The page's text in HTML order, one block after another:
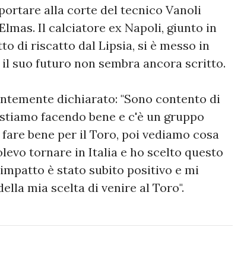
alla corte del tecnico Vanoli
Il calciatore ex Napoli, giunto in
di riscatto dal Lipsia, si è messo in
suo futuro non sembra ancora scritto.
dichiarato: "Sono contento di
facendo bene e c'è un gruppo
bene per il Toro, poi vediamo cosa
tornare in Italia e ho scelto questo
è stato subito positivo e mi
mia scelta di venire al Toro".